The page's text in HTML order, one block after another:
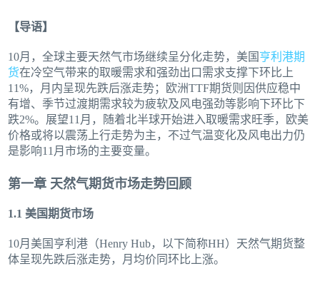
【导语】
10月，全球主要天然气市场继续呈分化走势，美国 亨利港期
货在冷空气带来的取暖需求和强劲出口需求支撑下环比上
11%，月内呈现先跌后涨走势；欧洲TTF期货则因供应稳中
有增、季节过渡期需求较为疲软及风电强劲等影响下环比下
跌2%。展望11月，随着北半球开始进入取暖需求旺季，欧美
价格或将以震荡上行走势为主，不过气温变化及风电出力仍
是影响11月市场的主要变量。
第一章 天然气期货市场走势回顾
1.1 美国期货市场
10月美国亨利港（Henry Hub，以下简称HH）天然气期货整
体呈现先跌后涨走势，月均价同环比上涨。